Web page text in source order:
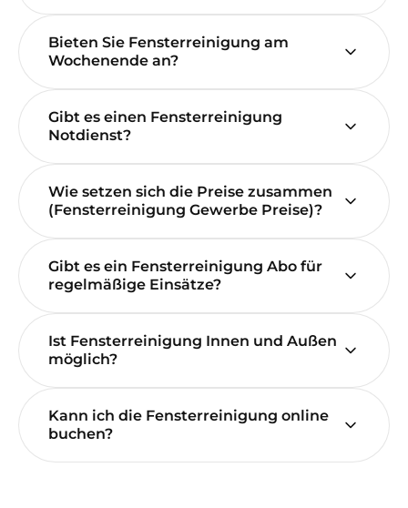
Bieten Sie Fensterreinigung am
Wochenende an?
Gibt es einen Fensterreinigung
Notdienst?
Wie setzen sich die Preise zusammen
(Fensterreinigung Gewerbe Preise)?
Gibt es ein Fensterreinigung Abo für
regelmäßige Einsätze?
Ist Fensterreinigung Innen und Außen
möglich?
Kann ich die Fensterreinigung online
buchen?